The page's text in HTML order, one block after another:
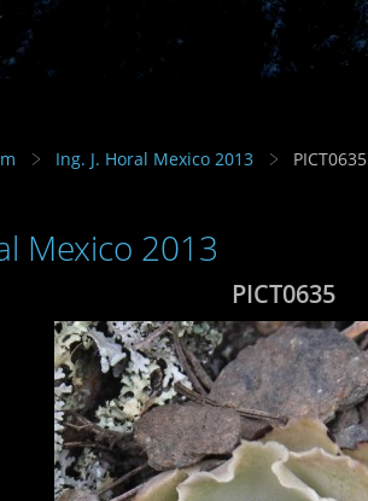
Ing. J. Horal Mexico 2013 PICT0635
Mexico 2013
PICT0635